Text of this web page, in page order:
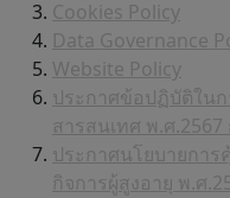
Cookies Policy
Data Governance
Website Policy
ประกาศข้อปฏิบัติใน
สารสนเทศ พ.ศ
ประกาศนโยบายกา
กิจการผู้สูงอายุ พ.ศ